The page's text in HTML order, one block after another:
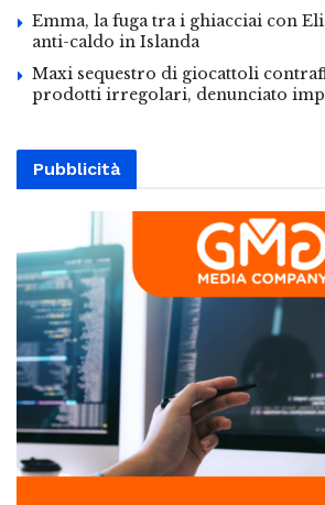
Emma, la fuga tra i ghiacciai con
anti-caldo in Islanda
Maxi sequestro di giocattoli
prodotti irregolari, denunciato
Pubblicità